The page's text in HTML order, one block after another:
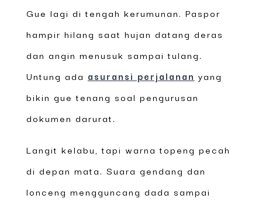
Gue lagi di tengah kerumunan. Paspor
hampir hilang saat hujan datang deras
dan angin menusuk sampai tulang.
Untung ada asuransi perjalanan yang
bikin gue tenang soal pengurusan
dokumen darurat.
Langit kelabu, tapi warna topeng pecah
di depan mata. Suara gendang dan
lonceng mengguncang dada sampai